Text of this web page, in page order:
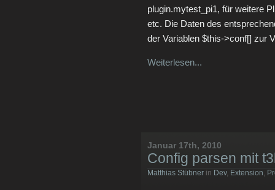
plugin.mytest_pi1, für weitere
etc. Die Daten des
der Variablen $this->conf[] zur
Weiterlesen...
Januar 17th, 2010
Config parsen mit
Matthias Stübner in Dev, Extension,